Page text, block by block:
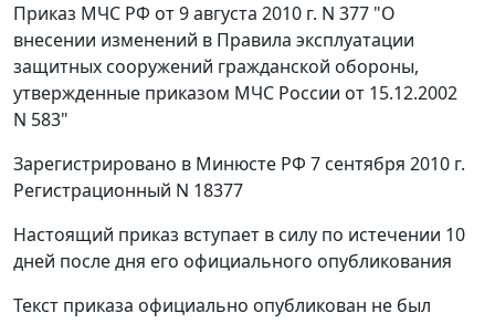
Приказ МЧС РФ от 9 августа 2010 г. N 377 "О
внесении изменений в Правила эксплуатации
защитных сооружений гражданской обороны,
утвержденные приказом МЧС России от 15.12.2002
N 583"
Зарегистрировано в Минюсте РФ 7 сентября 2010 г.
Регистрационный N 18377
Настоящий приказ вступает в силу по истечении 10
дней после дня его официального опубликования
Текст приказа официально опубликован не был